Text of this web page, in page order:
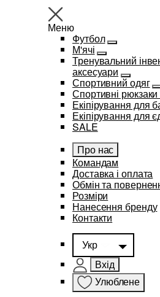
Меню
Футбол
М'ячі
Тренувальний
аксесуари
Спортивний одяг
Спортивні рюкзаки
Екіпірування для
Екіпірування для
SALE
Про нас
Командам
Доставка і оплата
Обмін та
Розміри
Нанесення бренду
Контакти
Укр
Вхід
Улюблене